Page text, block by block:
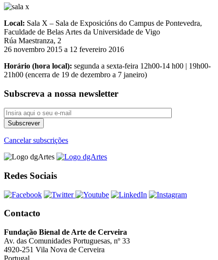
Local: Sala X – Sala de Exposicións do Campus de Pontevedra,
Faculdade de Belas Artes da Universidade de Vigo
Rúa Maestranza, 2
26 novembro 2015 a 12 fevereiro 2016
Horário (hora local): segunda a sexta-feira 12h00-14 h00 | 19h00-
21h00 (encerra de 19 de dezembro a 7 janeiro)
Subscreva a nossa newsletter
Cancelar subscrições
Redes Sociais
Contacto
Fundação Bienal de Arte de Cerveira
Av. das Comunidades Portuguesas, nº 33
4920-251 Vila Nova de Cerveira